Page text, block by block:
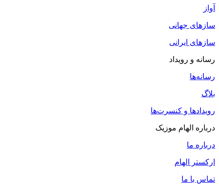
آواز
سازهای جهانی
سازهای ایرانی
رسانه و رویداد
رسانه‌ها
بلاگ
رویدادها و کنسرت‌ها
درباره الهام موزیک
درباره ما
ارکستر الهام
تماس با ما